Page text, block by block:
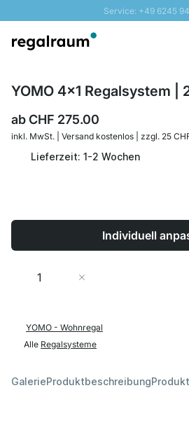
Service: +49 6245
Versand & Zoll gratis ab
YOMO 4x1 Regalsystem |
abCHF 275.00
inkl. MwSt. | Versand kostenlos | zzgl. 25
Lieferzeit: 1-2 Wochen
Individuell
Menge
YOMO - Wohnregal
Alle Regalsysteme
GalerieProduktbeschreibung